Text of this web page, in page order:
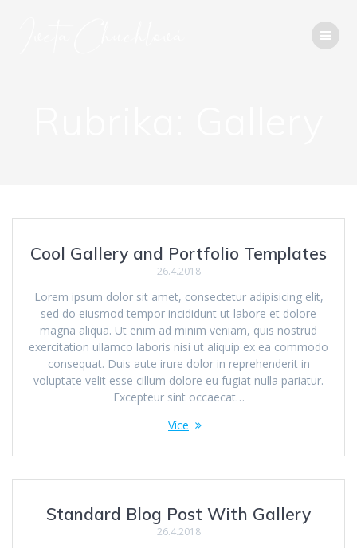
Cool Gallery and Portfolio Templates
26.4.2018
Lorem ipsum dolor sit amet, consectetur adipisicing elit,
sed do eiusmod tempor incididunt ut labore et dolore
magna aliqua. Ut enim ad minim veniam, quis nostrud
exercitation ullamco laboris nisi ut aliquip ex ea commodo
consequat. Duis aute irure dolor in reprehenderit in
voluptate velit esse cillum dolore eu fugiat nulla pariatur.
Excepteur sint occaecat…
Více
Standard Blog Post With Gallery
26.4.2018